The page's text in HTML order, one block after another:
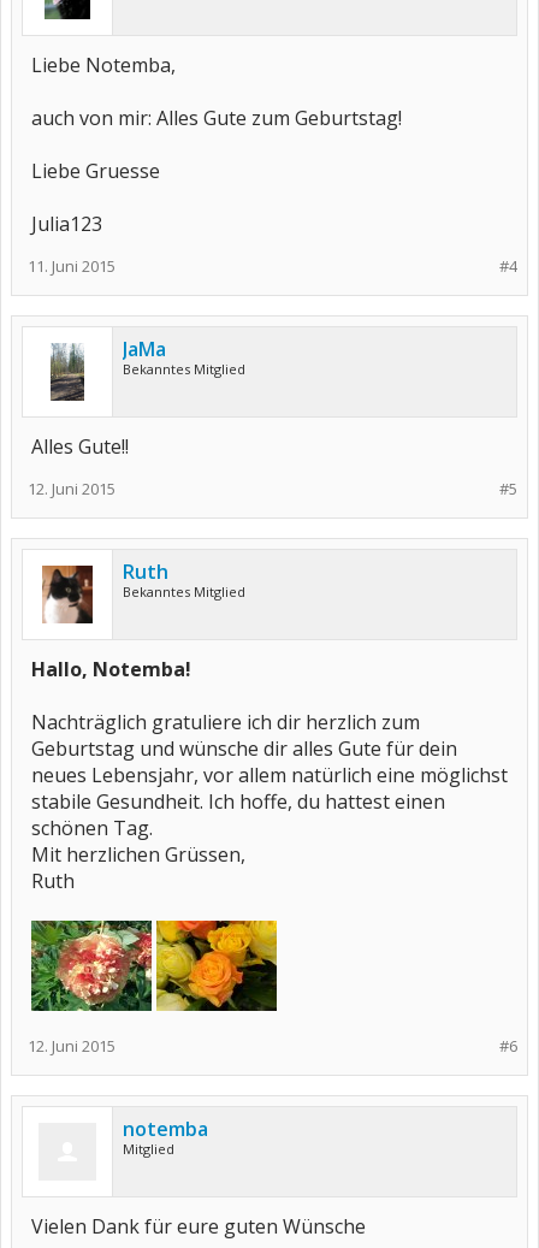
Liebe Notemba,
auch von mir: Alles Gute zum Geburtstag!
Liebe Gruesse
Julia123
#4
11. Juni 2015
JaMa
Bekanntes Mitglied
Alles Gute!!
#5
12. Juni 2015
Ruth
Bekanntes Mitglied
Hallo, Notemba!
Nachträglich gratuliere ich dir herzlich zum
Geburtstag und wünsche dir alles Gute für dein
neues Lebensjahr, vor allem natürlich eine möglichst
stabile Gesundheit. Ich hoffe, du hattest einen
schönen Tag.
Mit herzlichen Grüssen,
Ruth
#6
12. Juni 2015
notemba
Mitglied
Vielen Dank für eure guten Wünsche